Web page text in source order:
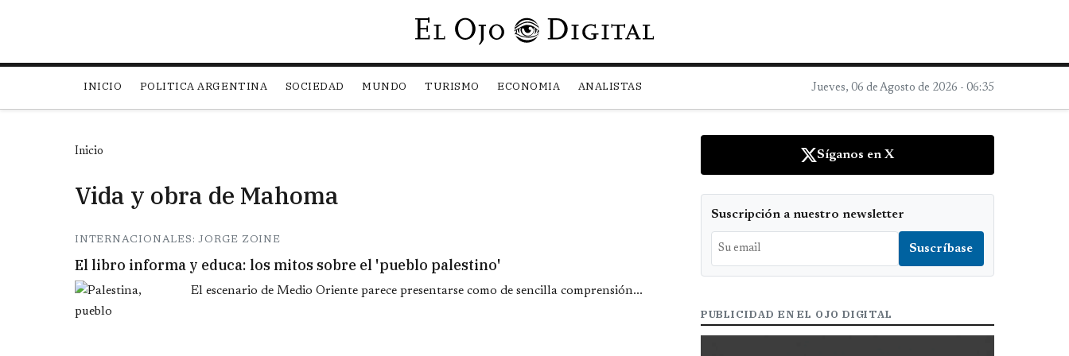
Pasar al contenido principal
INICIO POLITICA ARGENTINA SOCIEDAD MUNDO TURISMO ECONOMIA ANALISTAS Jueves, 06 de Agosto de 2026 - 06:35
Inicio
Vida y obra de Mahoma
INTERNACIONALES: JORGE ZOINE
El libro informa y educa: los mitos sobre el 'pueblo palestino'
El escenario de Medio Oriente parece presentarse como de sencilla comprensión...
Síganos en X
Suscripción a nuestro newsletter
PUBLICIDAD EN EL OJO DIGITAL